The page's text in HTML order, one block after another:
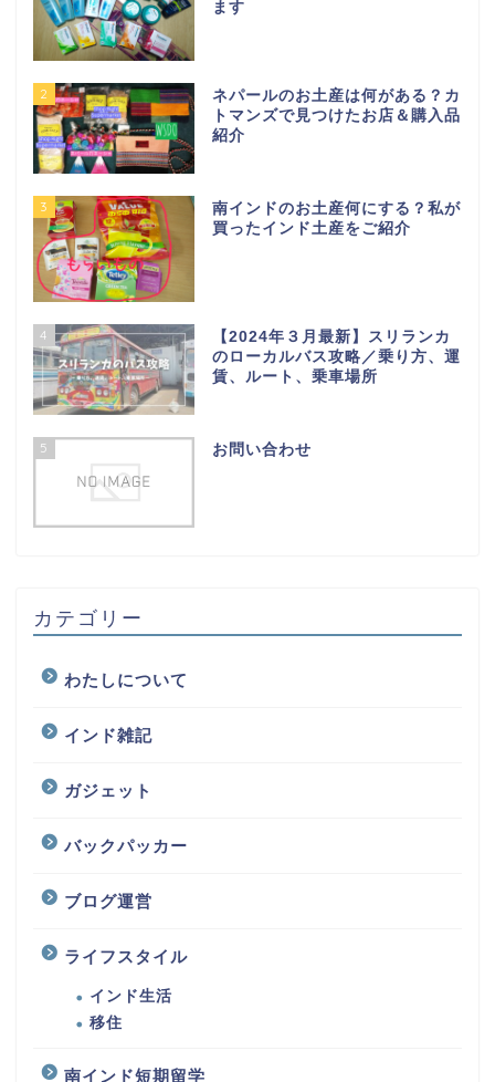
人気記事ランキング
1
買ったヒマラヤ化粧品をご紹介し
ます
2
ネパールのお土産は何がある？カ
トマンズで見つけたお店＆購入品
3
買ったインド土産をご紹介
4
【2024年３月最新】スリランカ
カテゴリー
わたしについて
インド雑記
ガジェット
バックパッカー
ブログ運営
ライフスタイル